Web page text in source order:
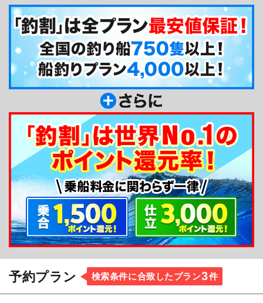
釣り船からのメッセージ
令和3年、淡路島の育波漁港より新造船白鶴丸と
共に産声をあげた釣り船白鶴丸です。現役漁師とし
て、普段はシラス漁・イカナゴ漁を本業としており
ますので、長年漁で培った経験を活かして、お客様
が楽しい一日をお過ごし頂けますように、安全第一
をモットーに、微力ながら全力でサポートさせて貰
います。
予約プラン 検索条件に合致したプラン3件